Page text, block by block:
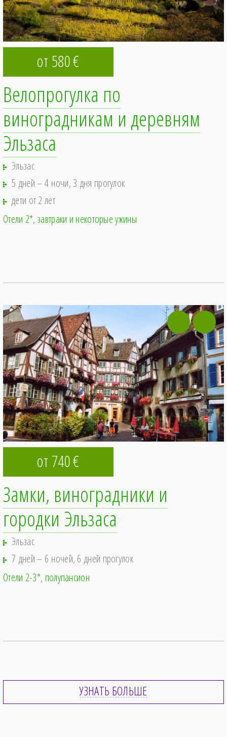
от 580€
Велопрогулка по
виноградникам и деревням
Эльзаса
Эльзас
5 дней – 4 ночи, 3 дня прогулок
дети от 2 лет
Отели 2* завтраки и некоторые ужины
от 740€
Замки, виноградники и
городки Эльзаса
Эльзас
7 дней – 6 ночей, 6 дней прогулок
Отели 2-3* полупансион
УЗНАТЬ БОЛЬШЕ